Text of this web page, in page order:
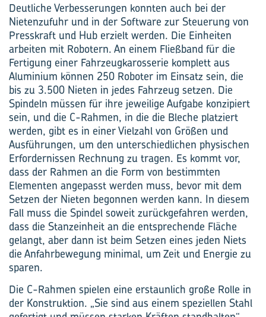
Deutliche Verbesserungen konnten auch bei der
Nietenzufuhr und in der Software zur Steuerung von
Presskraft und Hub erzielt werden. Die Einheiten
arbeiten mit Robotern. An einem Fließband für die
Fertigung einer Fahrzeugkarosserie komplett aus
Aluminium können 250 Roboter im Einsatz sein, die
bis zu 3.500 Nieten in jedes Fahrzeug setzen. Die
Spindeln müssen für ihre jeweilige Aufgabe konzipiert
sein, und die C-Rahmen, in die die Bleche platziert
werden, gibt es in einer Vielzahl von Größen und
Ausführungen, um den unterschiedlichen physischen
Erfordernissen Rechnung zu tragen. Es kommt vor,
dass der Rahmen an die Form von bestimmten
Elementen angepasst werden muss, bevor mit dem
Setzen der Nieten begonnen werden kann. In diesem
Fall muss die Spindel soweit zurückgefahren werden,
dass die Stanzeinheit an die entsprechende Fläche
gelangt, aber dann ist beim Setzen eines jeden Niets
die Anfahrbewegung minimal, um Zeit und Energie zu
sparen.
Die C-Rahmen spielen eine erstaunlich große Rolle in
der Konstruktion. „Sie sind aus einem speziellen Stahl